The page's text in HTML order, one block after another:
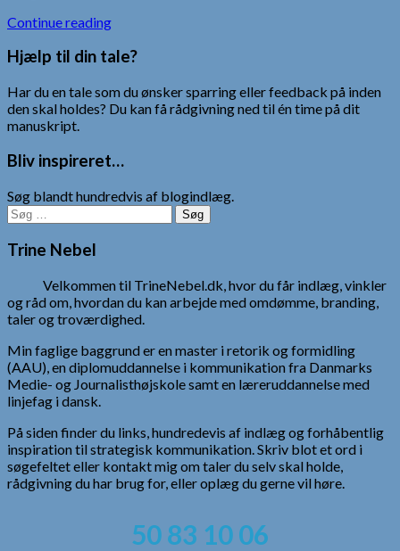
Continue reading
Hjælp til din tale?
Har du en tale som du ønsker sparring eller feedback på inden
den skal holdes? Du kan få rådgivning ned til én time på dit
manuskript.
Bliv inspireret…
Søg blandt hundredvis af blogindlæg.
Søg
efter:
Trine Nebel
Velkommen til TrineNebel.dk, hvor du får indlæg, vinkler
og råd om, hvordan du kan arbejde med omdømme, branding,
taler og troværdighed.
Min faglige baggrund er en master i retorik og formidling
(AAU), en diplomuddannelse i kommunikation fra Danmarks
Medie- og Journalisthøjskole samt en læreruddannelse med
linjefag i dansk.
På siden finder du links, hundredevis af indlæg og forhåbentlig
inspiration til strategisk kommunikation. Skriv blot et ord i
søgefeltet eller kontakt mig om taler du selv skal holde,
rådgivning du har brug for, eller oplæg du gerne vil høre.
50 83 10 06